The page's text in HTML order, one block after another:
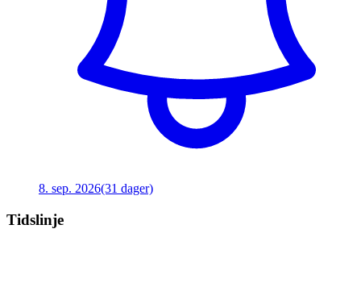
8. sep. 2026(31 dager)
Tidslinje